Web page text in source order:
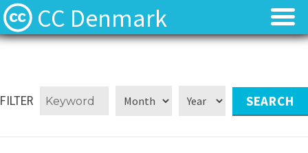
CC Denmark
Hvad er Creative Commons?
Hvad er Creative Commons?
FILTER